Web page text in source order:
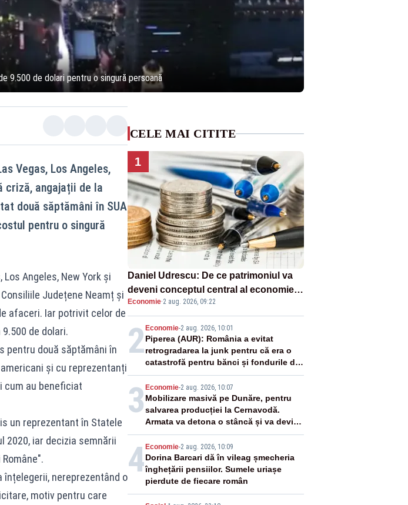
9.500 de dolari pentru o singură persoană
Vegas, Los Angeles,
criză, angajații de la
două săptămâni în SUA
pentru o singură
Angeles, New York și
Județene Neamț și
afaceri. Iar potrivit celor de
de dolari.
pentru două săptămâni în
și cu reprezentanți
cum au beneficiat
un reprezentant în Statele
2020, iar decizia semnării
nereprezentând o
motiv pentru care
CELE MAI CITITE
1
Daniel Udrescu: De ce patrimoniul va
deveni conceptul central al economiei
viitoare?
Economie·2 aug. 2026, 09:22
2 Economie-2 aug. 2026, 10:01
Piperea (AUR): România a evitat
retrogradarea la junk pentru că era o
catastrofă pentru bănci și fondurile de
pensii
3 Economie-2 aug. 2026, 10:07
Mobilizare masivă pe Dunăre, pentru
salvarea producției la Cernavodă.
Armata va detona o stâncă și va devia
apa fluviului - IMAGINI AERIENE
4 Economie-2 aug. 2026, 10:09
Dorina Barcari dă în vileag șmecheria
înghețării pensiilor. Sumele uriașe
pierdute de fiecare român